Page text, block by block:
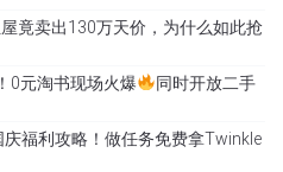
竟卖出130万天价，为什么如此抢
0元淘书现场火爆
同时开放二手
福利攻略！做任务免费拿Twinkle